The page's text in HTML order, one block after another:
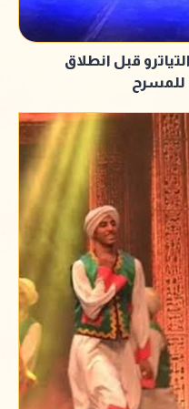
قبل انطلاق
للمسرح